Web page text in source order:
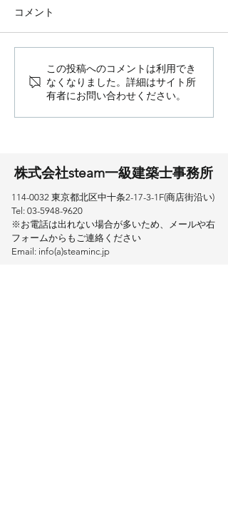
コメント
この投稿へのコメントは利用でき
なくなりました。詳細はサイト所
有者にお問い合わせください。
​株式会社steam一級建築士事務所
114-0032 東京都北区中十条2-17-3​-1F(商店街沿い)
Tel: 03-5948-9620
※お電話は出れない場合が多いため、メールや右
フォームからもご連絡ください
Email: info(a)steaminc.jp